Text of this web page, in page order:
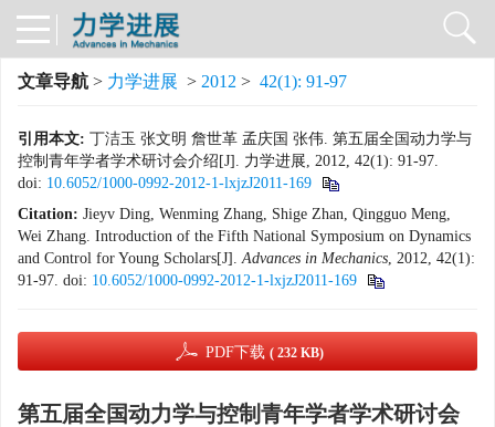
文章导航 > 力学进展 > 2012 > 42(1): 91-97
引用本文: 丁洁玉 张文明 詹世革 孟庆国 张伟. 第五届全国动力学与
控制青年学者学术研讨会介绍[J]. 力学进展, 2012, 42(1): 91-97.
doi: 10.6052/1000-0992-2012-1-lxjzJ2011-169
Citation: Jieyv Ding, Wenming Zhang, Shige Zhan, Qingguo Meng,
Wei Zhang. Introduction of the Fifth National Symposium on Dynamics
and Control for Young Scholars[J].Advances in Mechanics, 2012, 42(1):
91-97. doi: 10.6052/1000-0992-2012-1-lxjzJ2011-169
PDF下载 ( 232 KB)
第五届全国动力学与控制青年学者学术研讨会